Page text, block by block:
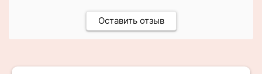
Оставить отзыв